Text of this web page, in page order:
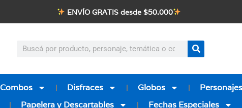
ENVÍO GRATIS desde $50.000
Combos Disfraces Globos
Papelera y Descartables Fechas Especiales